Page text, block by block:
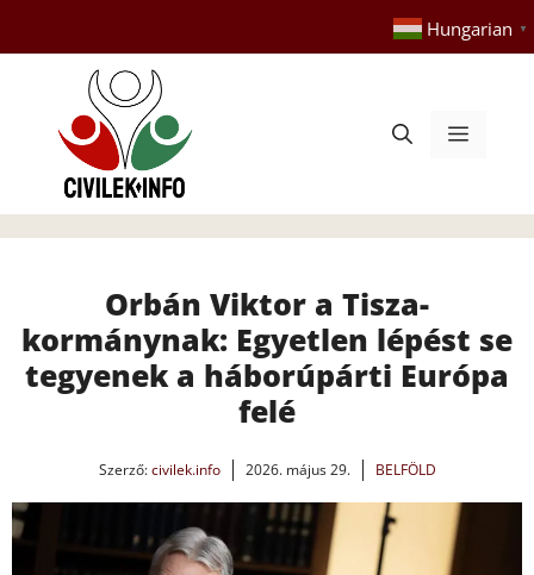
tartalomba
Hungarian ▼
Menü
Orbán Viktor a Tisza-
kormánynak: Egyetlen lépést se
tegyenek a háborúpárti Európa
felé
Szerző:civilek.info 2026. május 29. BELFÖLD